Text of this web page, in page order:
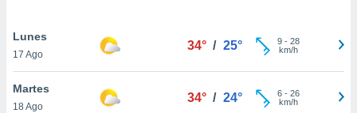
similares
como
sitio
Lunes
17 Ago
34° / 25° 9- 28
km/h
Martes
18 Ago
34° / 24° 6- 26
km/h